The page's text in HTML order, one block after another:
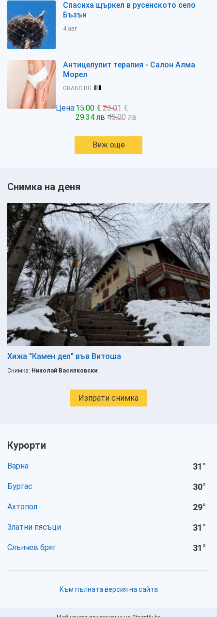
Спасиха щъркел в русенското село
Бъзън
4 авг
Антицелулит терапия - Салон Алма
Морел
GRABO.BG
Цена:15.00 € 23.01 €
29.34 лв 45.00 лв
Виж още
Снимка на деня
Хижа "Камен дел" във Витоша
Снимка: Николай Василковски
Изпрати снимка
Курорти
Варна 31°
Бургас 30°
Ахтопол 29°
Златни пясъци 31°
Слънчев бряг 31°
Към пълната версия на сайта